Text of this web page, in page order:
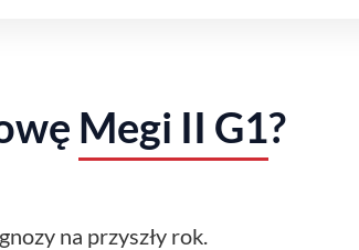
Megi II G1?
na przyszły rok.